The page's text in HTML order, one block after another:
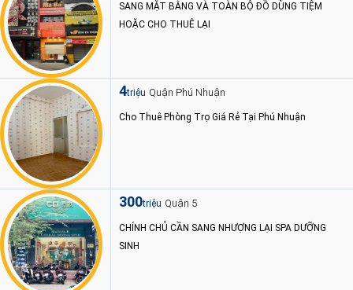
SANG MẶT BẰNG VÀ TOÀN BỘ ĐỒ DÙNG TIỆM
HOẶC CHO THUÊ LẠI
4triệu Quận Phú Nhuận
Cho Thuê Phòng Trọ Giá Rẻ Tại Phú Nhuận
300triệu Quận 5
CHÍNH CHỦ CẦN SANG NHƯỢNG LẠI SPA DƯỠNG
SINH